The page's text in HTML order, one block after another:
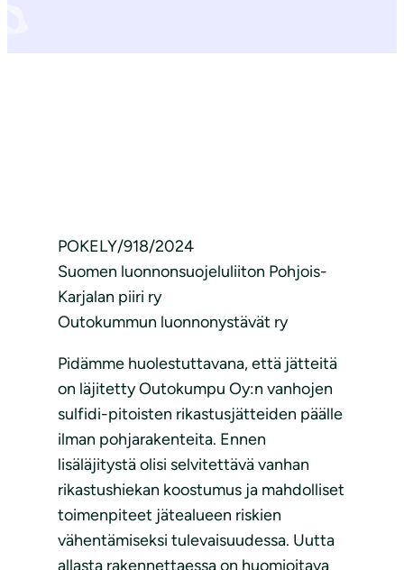
POKELY/918/2024
Suomen luonnonsuojeluliiton Pohjois-
Karjalan piiri ry
Outokummun luonnonystävät ry
Pidämme huolestuttavana, että jätteitä
on läjitetty Outokumpu Oy:n vanhojen
sulfidi-pitoisten rikastusjätteiden päälle
ilman pohjarakenteita. Ennen
lisäläjitystä olisi selvitettävä vanhan
rikastushiekan koostumus ja mahdolliset
toimenpiteet jätealueen riskien
vähentämiseksi tulevaisuudessa. Uutta
allasta rakennettaessa on huomioitava